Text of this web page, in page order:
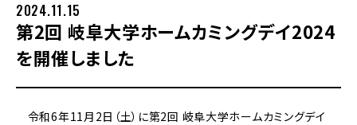
第2回 岐阜大学ホームカミングデイ2024
を開催しました
2024.11.15
令和6年11月2日（土）に第2回 岐阜大学ホームカミングデイ